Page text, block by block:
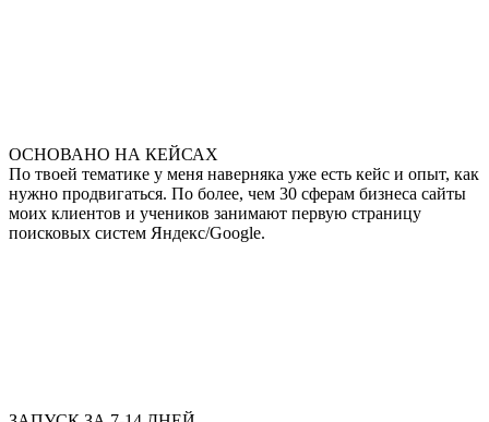
ОСНОВАНО НА КЕЙСАХ
По твоей тематике у меня наверняка уже есть кейс и опыт, как
нужно продвигаться. По более, чем 30 сферам бизнеса сайты
моих клиентов и учеников занимают первую страницу
поисковых систем Яндекс/Google.